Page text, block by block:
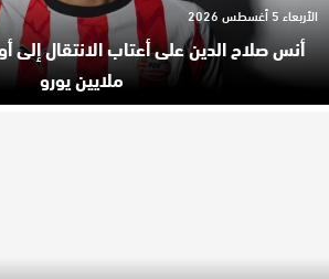
ملايين يورو
الأربعاء 5 أغسطس 2026